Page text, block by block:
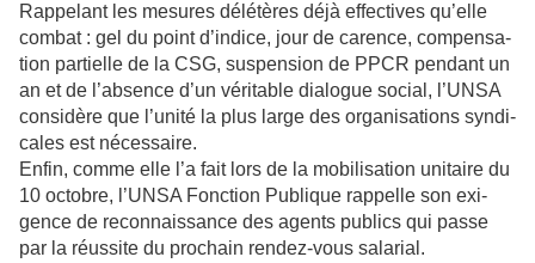
Rappelant les mesu­res délé­tè­res déjà effec­ti­ves qu’elle
combat : gel du point d’indice, jour de carence, com­pen­sa­
tion par­tielle de la CSG, sus­pen­sion de PPCR pen­dant un
an et de l’absence d’un véri­ta­ble dia­lo­gue social, l’UNSA
consi­dère que l’unité la plus large des orga­ni­sa­tions syn­di­
ca­les est néces­saire.
Enfin, comme elle l’a fait lors de la mobi­li­sa­tion uni­taire du
10 octo­bre, l’UNSA Fonction Publique rap­pelle son exi­
gence de reconnais­sance des agents publics qui passe
par la réus­site du pro­chain rendez-vous sala­rial.